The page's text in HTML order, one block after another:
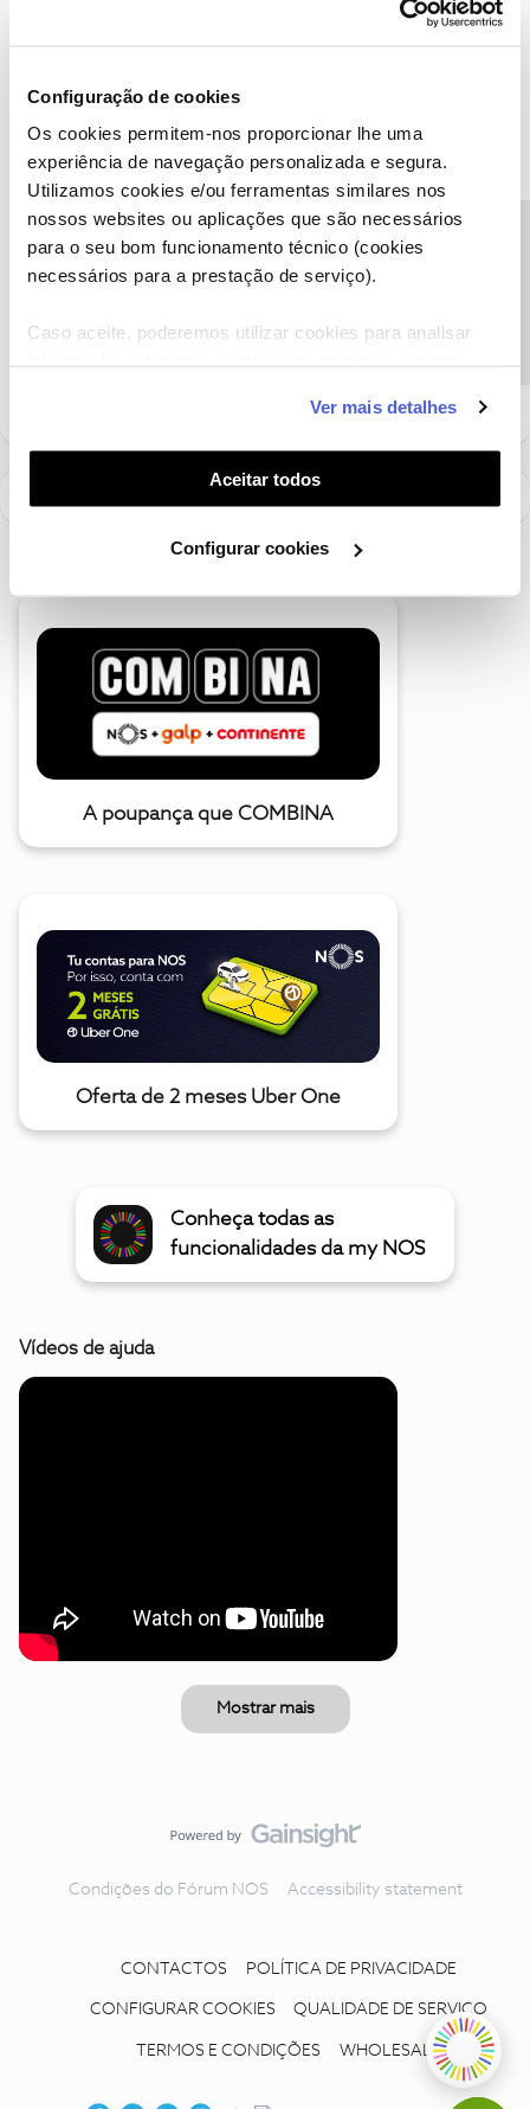
Configuração de cookies
Os cookies permitem-nos proporcionar lhe uma
experiência de navegação personalizada e segura.
Utilizamos cookies e/ou ferramentas similares nos
nossos websites ou aplicações que são necessários
para o seu bom funcionamento técnico (cookies
necessários para a prestação de serviço).
Caso aceite, poderemos utilizar cookies para analisar
funcionalidades (cookies de personalização e
funcionalidade) e adaptar anúncios aos seus interesses
(cookies de publicidade personalizada). Pode gerir a
utilização dos cookies clicando em "Configurar
Ver mais detalhes
Aceitar todos
Configurar cookies
Agradecemos o seu testemunho ​@Susana filipa cabrita neves
Recebemos a sua mensagem privada e vamos responder-lhe
logo que possível.
Obrigado
Siga os perfis da moderação, através da opção "Seguir", para estar
A poupança que COMBINA
Oferta de 2 meses Uber One
Conheça todas as
funcionalidades da my NOS
Vídeos de ajuda
Mostrar mais
Condições do Fórum NOS Accessibility statement
CONTACTOS POLÍTICA DE PRIVACIDADE
CONFIGURAR COOKIES QUALIDADE DE SERVIÇO
TERMOS E CONDIÇÕES WHOLESALE